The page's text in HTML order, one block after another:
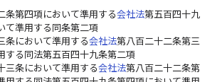
条第四項において準用する会社法第五百四十九
て準用する同条第二項
条において準用する会社法第八百二十二条第三
する同法第五百四十九条第二項
三条において準用する会社法第八百二十二条第